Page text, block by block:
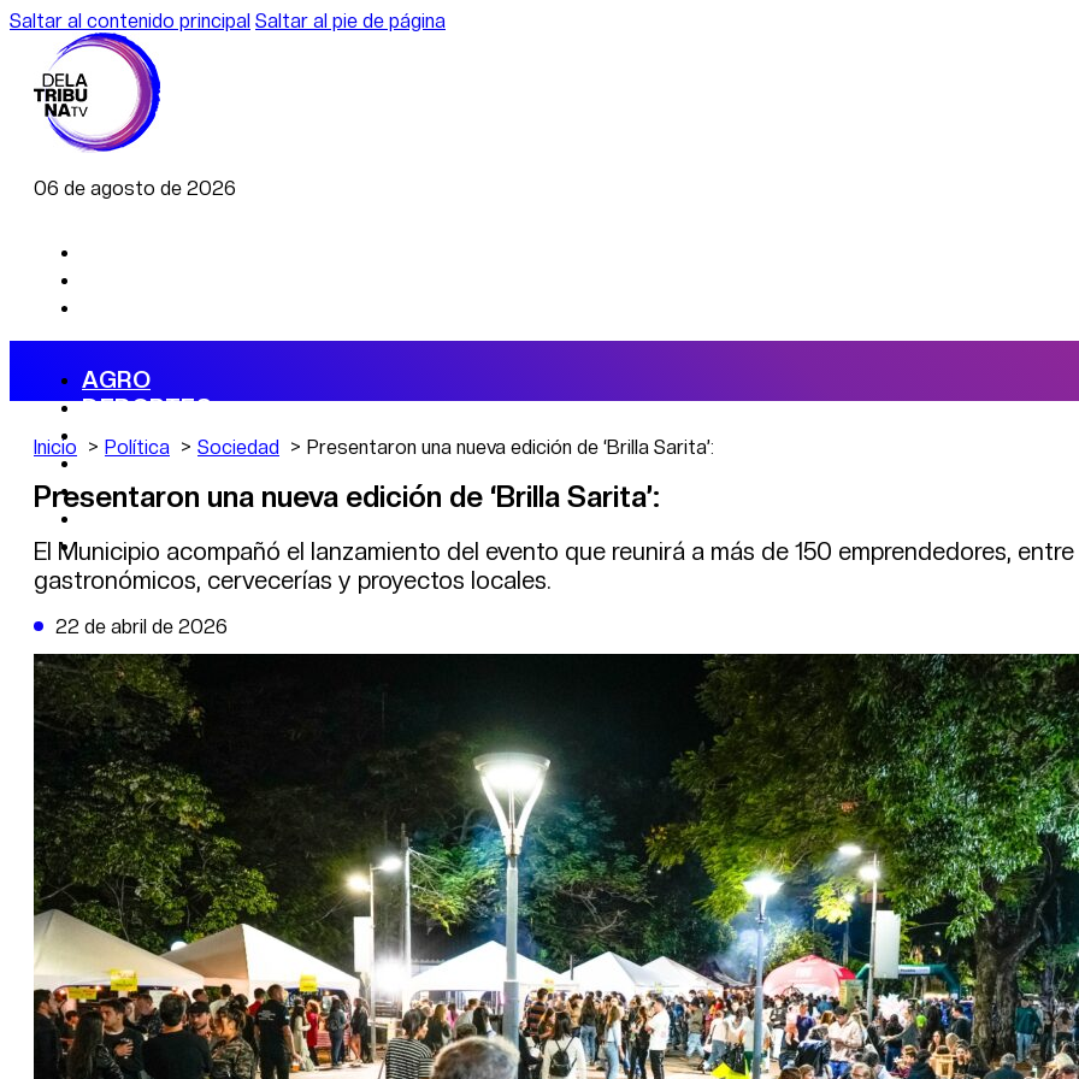
Saltar al contenido principal Saltar al pie de página
06 de agosto de 2026
AGRO
DEPORTES
ECONOMÍA
POLÍTICA
CAMBIO CLIMÁTICO
DE LA TRIBUNA TV
Inicio Política Sociedad Presentaron una nueva edición de ‘Brilla Sarita’:
Presentaron una nueva edición de ‘Brilla Sarita’:
El Municipio acompañó el lanzamiento del evento que reunirá a más de 150 emprendedores, entre
gastronómicos, cervecerías y proyectos locales.
22 de abril de 2026